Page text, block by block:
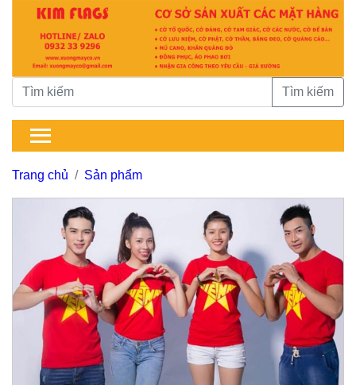
Tìm kiếm
Trang chủ Sản phẩm